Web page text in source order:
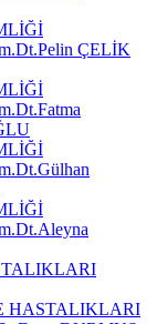
ÇELİK
HASTALIKLARI